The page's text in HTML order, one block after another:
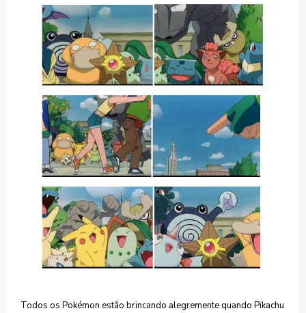
Todos os Pokémon estão brincando alegremente quando Pikachu